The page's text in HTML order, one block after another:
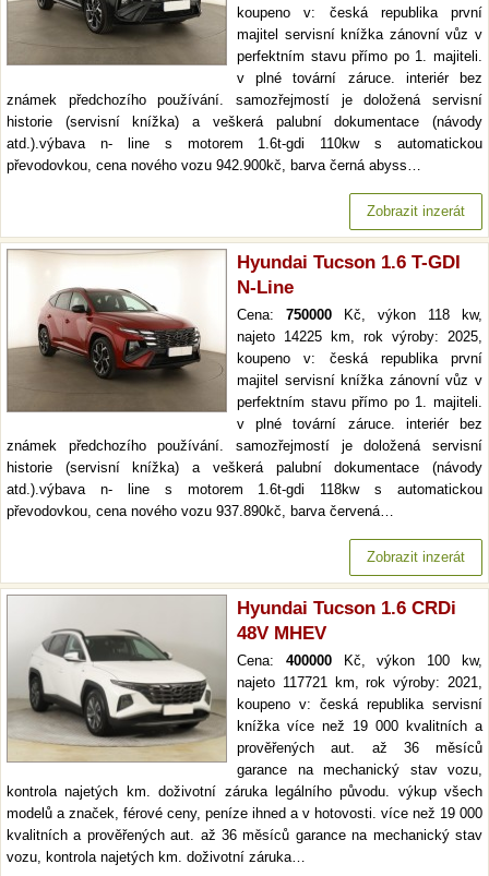
koupeno v: česká republika první
majitel servisní knížka zánovní vůz v
perfektním stavu přímo po 1. majiteli.
v plné tovární záruce. interiér bez
známek předchozího používání. samozřejmostí je doložená servisní
historie (servisní knížka) a veškerá palubní dokumentace (návody
atd.).výbava n- line s motorem 1.6t-gdi 110kw s automatickou
převodovkou, cena nového vozu 942.900kč, barva černá abyss…
Zobrazit inzerát
Hyundai Tucson 1.6 T-GDI
N-Line
Cena: 750000 Kč, výkon 118 kw,
najeto 14225 km, rok výroby: 2025,
koupeno v: česká republika první
majitel servisní knížka zánovní vůz v
perfektním stavu přímo po 1. majiteli.
v plné tovární záruce. interiér bez
známek předchozího používání. samozřejmostí je doložená servisní
historie (servisní knížka) a veškerá palubní dokumentace (návody
atd.).výbava n- line s motorem 1.6t-gdi 118kw s automatickou
převodovkou, cena nového vozu 937.890kč, barva červená…
Zobrazit inzerát
Hyundai Tucson 1.6 CRDi
48V MHEV
Cena: 400000Kč, výkon 100 kw,
najeto 117721 km, rok výroby: 2021,
koupeno v: česká republika servisní
knížka více než 19 000 kvalitních a
prověřených aut. až 36 měsíců
garance na mechanický stav vozu,
kontrola najetých km. doživotní záruka legálního původu. výkup všech
modelů a značek, férové ceny, peníze ihned a v hotovosti. více než 19 000
kvalitních a prověřených aut. až 36 měsíců garance na mechanický stav
vozu, kontrola najetých km. doživotní záruka…